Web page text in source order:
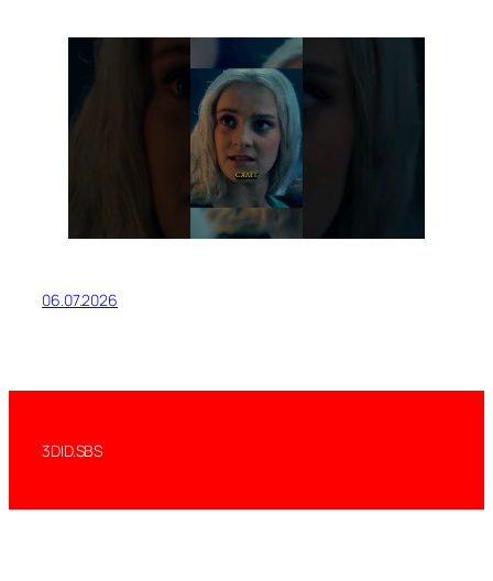
06.07.2026
3DID.SBS